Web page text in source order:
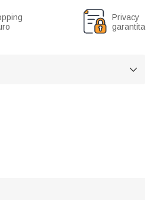
Privacy
garantita
